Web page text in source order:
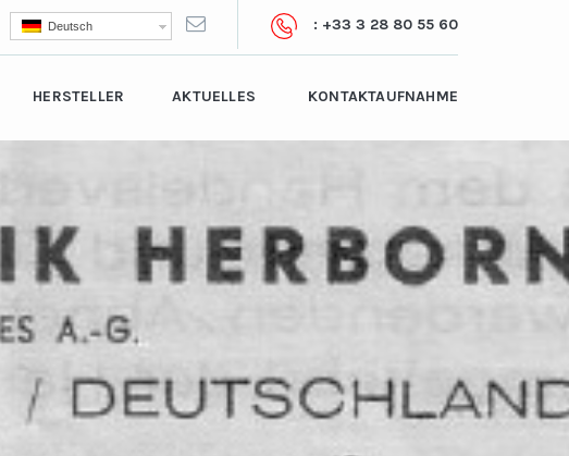
Deutsch : +33 3 28 80 55 60
HERSTELLER AKTUELLES KONTAKTAUFNAHME